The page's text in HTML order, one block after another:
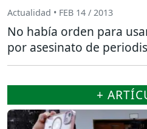
Actualidad • FEB 14 / 2013
No había orden para
por asesinato de
+